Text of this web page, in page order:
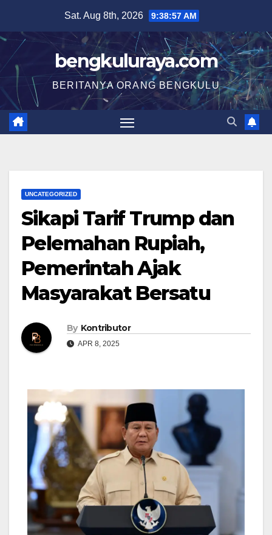
content
Sat. Aug 8th, 2026 9:38:58 AM
bengkuluraya.com
BERITANYA ORANG BENGKULU
UNCATEGORIZED
Sikapi Tarif Trump dan
Pelemahan Rupiah,
Pemerintah Ajak
Masyarakat Bersatu
By Kontributor
APR 8, 2025